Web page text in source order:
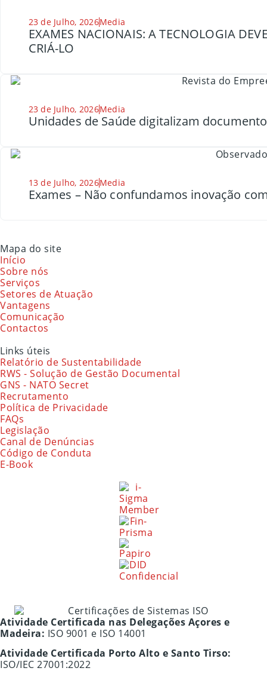
23 de Julho, 2026Media
EXAMES NACIONAIS: A TECNOLOGIA
CRIÁ-LO
23 de Julho, 2026Media
Unidades de Saúde digitalizam
13 de Julho, 2026Media
Exames – Não confundamos inovação
Mapa do site
Início
Sobre nós
Serviços
Setores de Atuação
Vantagens
Comunicação
Contactos
Links úteis
Relatório de Sustentabilidade
RWS - Solução de Gestão Documental
GNS - NATO Secret
Recrutamento
Política de Privacidade
FAQs
Legislação
Canal de Denúncias
Código de Conduta
E-Book
Atividade Certificada nas Delegações Açores e
Madeira: ISO 9001 e ISO 14001
Atividade Certificada Porto Alto e Santo Tirso:
ISO/IEC 27001:2022